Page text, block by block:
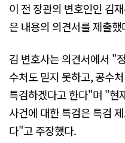
이 전 장관의 변호인인 김
은 내용의 의견서를 제출
김 변호사는 의견서에서 "
수처도 믿지 못하고, 공수
특검하겠다고 한다"며 "현
사건에 대한 특검은 특검
다"고 주장했다.